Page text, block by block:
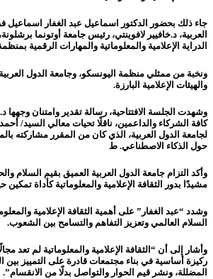
جاء ذلك بحضور الدكتور اسماعيل عبد الغفار اسماعيل
العربية، د.خافيير لافوينتي، رئيس جامعة أوتونما
الدراية الإعلامية والمعلوماتية والمهارات الرقمية
ونخبة من ممثلي منظمة اليونسكو، وجامعة الدول
والهيئات الإعلامية البارزة.
وشهدت الجلسة الافتتاحية، رسالة تقدير وامتنان وجهها
كافة الشركاء والداعمين، ناقلًا تحيات معالي السيد/ أحمد
لجامعة الدول العربية، الذي كان من المقرر مشاركته
حول الذكاء الاصطناعي. ط
وأكد التزام جامعة الدول العربية العميق بقيم السلام
مشيدًا بدور الثقافة الإعلامية والمعلوماتية كأداة تمكين
وشدد “عبد الغفار” على أهمية الثقافة الإعلامية
السلام العالمي وتعزيز التفاهم والتسامح بين الشعوب.
وأشار إلى أن “الثقافة الإعلامية والمعلوماتية لم تعد
ركيزة أساسية في بناء مجتمعات قادرة على التمييز بين
المضللة، ونشر قيم الحوار والتواصل بدلًا من الانقسام”.